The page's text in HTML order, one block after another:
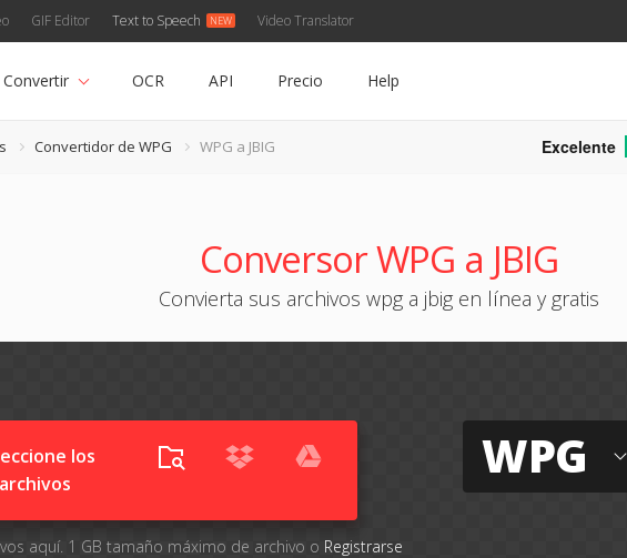
GIF Editor Text to Speech Video Translator
Convertir OCR API Precio Help
Convertidor de WPG WPG a JBIG Excelente
Conversor WPG a JBIG
Convierta sus archivos wpg a jbig en línea y gratis
los
archivos
aquí. 1 GB tamaño máximo de archivo o Registrarse
WPG